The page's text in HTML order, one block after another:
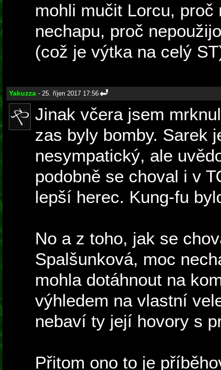
mohli mučit Lorcu, proč
nechapu, proč
(což je výtka na celý
Yakuzza - 25. říjen 2017 17:56
Jinak včera jsem
zas byly bomby. Sarek
nesympatický, ale
podobně se choval i v
lepší herec. Kung-fu
No a z toho, jak se
Spalšunková, moc
mohla dotáhnout na
výhledem na vlastní
nebaví ty její hovory s
Přitom ono to je